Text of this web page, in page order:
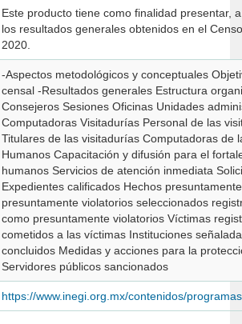
Este producto tiene como finalidad presentar,
los resultados generales obtenidos en el Censo Nacional de Derechos Humanos Federal
2020.
-Aspectos metodológicos y conceptuales
censal -Resultados generales Estructura organizacional y recursos Consejos consultivos
Consejeros Sesiones Oficinas Unidades
Computadoras Visitadurías Personal de las visitadurías Presupuesto de las visitadurías
Titulares de las visitadurías Computadoras de las visitadurías -
Humanos Capacitación y difusión para el
humanos Servicios de atención inmediata
Expedientes calificados Hechos
presuntamente violatorios seleccionados
como presuntamente violatorios Víctimas
cometidos a las víctimas Instituciones
concluidos Medidas y acciones para la
Servidores públicos sancionados
https://www.inegi.org.mx/contenidos/